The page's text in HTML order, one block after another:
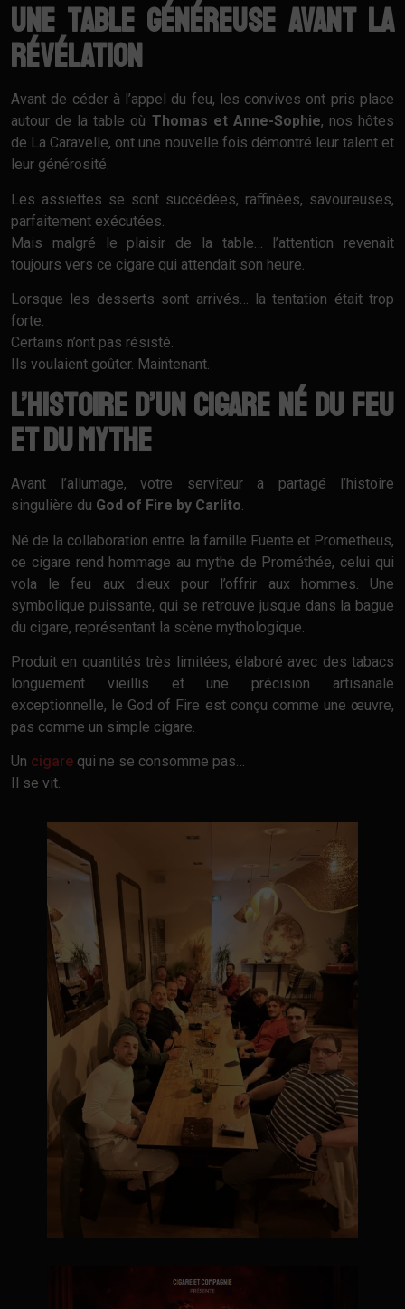
Une table généreuse avant la
révélation
Avant de céder à l’appel du feu, les convives ont pris place
autour de la table où Thomas et Anne-Sophie, nos hôtes
de La Caravelle, ont une nouvelle fois démontré leur talent et
leur générosité.
Les assiettes se sont succédées, raffinées, savoureuses,
parfaitement exécutées.
Mais malgré le plaisir de la table… l’attention revenait
toujours vers ce cigare qui attendait son heure.
Lorsque les desserts sont arrivés… la tentation était trop
forte.
Certains n’ont pas résisté.
Ils voulaient goûter. Maintenant.
L’histoire d’un cigare né du feu
et du mythe
Avant l’allumage, votre serviteur a partagé l’histoire
singulière du God of Fire by Carlito.
Né de la collaboration entre la famille Fuente et Prometheus,
ce cigare rend hommage au mythe de Prométhée, celui qui
vola le feu aux dieux pour l’offrir aux hommes. Une
symbolique puissante, qui se retrouve jusque dans la bague
du cigare, représentant la scène mythologique.
Produit en quantités très limitées, élaboré avec des tabacs
longuement vieillis et une précision artisanale
exceptionnelle, le God of Fire est conçu comme une œuvre,
pas comme un simple cigare.
Un cigare qui ne se consomme pas…
Il se vit.